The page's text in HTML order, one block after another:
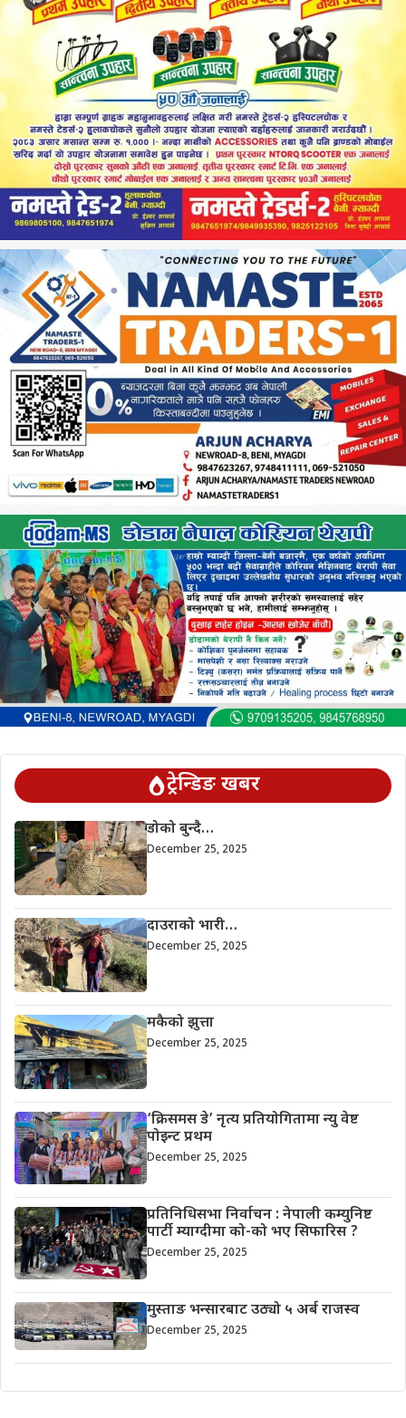
ट्रेन्डिङ खबर
डोको बुन्दै…
December 25, 2025
दाउराको भारी…
December 25, 2025
मकैको झुत्ता
December 25, 2025
‘क्रिसमस डे’ नृत्य प्रतियोगितामा न्यु वेष्ट
पोइन्ट प्रथम
December 25, 2025
प्रतिनिधिसभा निर्वाचन : नेपाली कम्युनिष्ट
पार्टी म्याग्दीमा को-को भए सिफारिस ?
December 25, 2025
मुस्ताङ भन्सारबाट उठ्यो ५ अर्ब राजस्व
December 25, 2025